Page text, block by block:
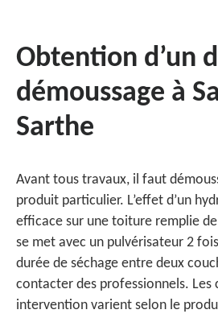
Obtention d’un
démoussage à
Sarthe
Avant tous travaux, il faut
produit particulier. L’effet d’un
efficace sur une toiture remplie
se met avec un pulvérisateur 2
durée de séchage entre deux
contacter des professionnels. Les
intervention varient selon le